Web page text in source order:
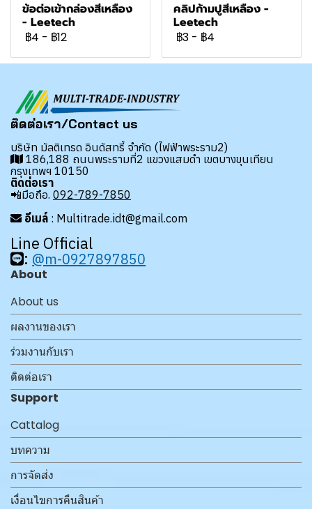
ข้อต่อเข้ากล่องสีเหลือง
- Leetech
฿4 - ฿12
คลิปก้ามปูสีเหลือง -
Leetech
฿3 - ฿4
ติดต่อเรา/Contact us
บริษัท มัลติเทรด อินดัสทรี้ จำกัด (ไฟฟ้าพระราม2)
186,188 ถนนพระรามที่2 แขวงแสมดำ เขตบางขุนเทียน
กรุงเทพฯ 10150
ติดต่อเรา
📲มือถือ. 092-789-7850
อีเมล์ : Multitrade.idt@gmail.com
Line Official
: @m-0927897850
About
About us
ผลงานของเรา
ร่วมงานกับเรา
ติดต่อเรา
Support
Cattalog
บทความ
การจัดส่ง
เงื่อนไขการคืนสินค้า